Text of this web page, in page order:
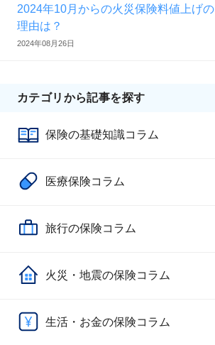
2024年10月からの火災保険料値上げの
理由は？
2024年08月26日
カテゴリから記事を探す
保険の基礎知識コラム
医療保険コラム
旅行の保険コラム
火災・地震の保険コラム
生活・お金の保険コラム